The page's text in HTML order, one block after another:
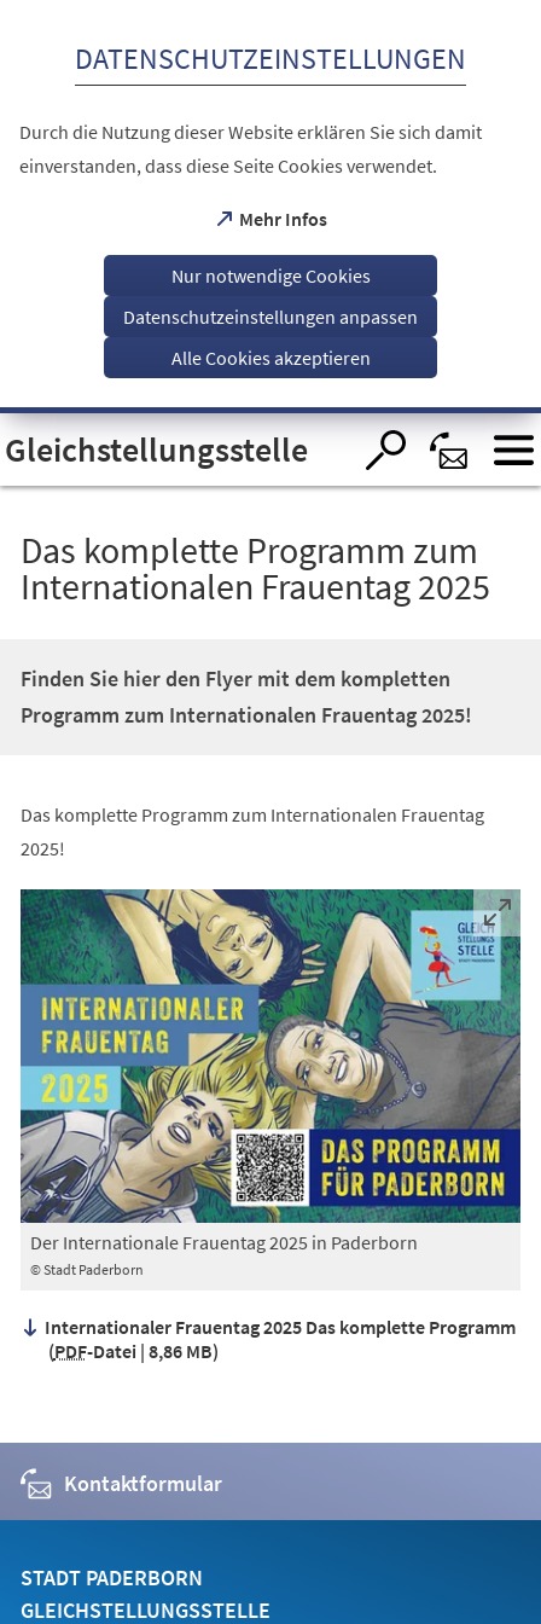
Visuelle
Assistenzsoftware
öffnen.
DATENSCHUTZEINSTELLUNGEN
Durch die Nutzung dieser Website erklären Sie sich damit
einverstanden, dass diese Seite Cookies verwendet.
Mehr Infos
(Öffnet
einem
Tab)
Nur notwendige Cookies
Datenschutzeinstellungen anpassen
Alle Cookies akzeptieren
Gleichstellungsstelle
Das komplette Programm zum
Internationalen Frauentag 2025
Finden Sie hier den Flyer mit dem kompletten
Programm zum Internationalen Frauentag 2025!
Das komplette Programm zum Internationalen Frauentag
2025!
© Stadt Paderborn
Der Internationale Frauentag 2025 in Paderborn
Internationaler Frauentag 2025 Das komplette Programm
PDF-Datei 8,86 MB
Kontaktformular
STADT PADERBORN
GLEICHSTELLUNGSSTELLE